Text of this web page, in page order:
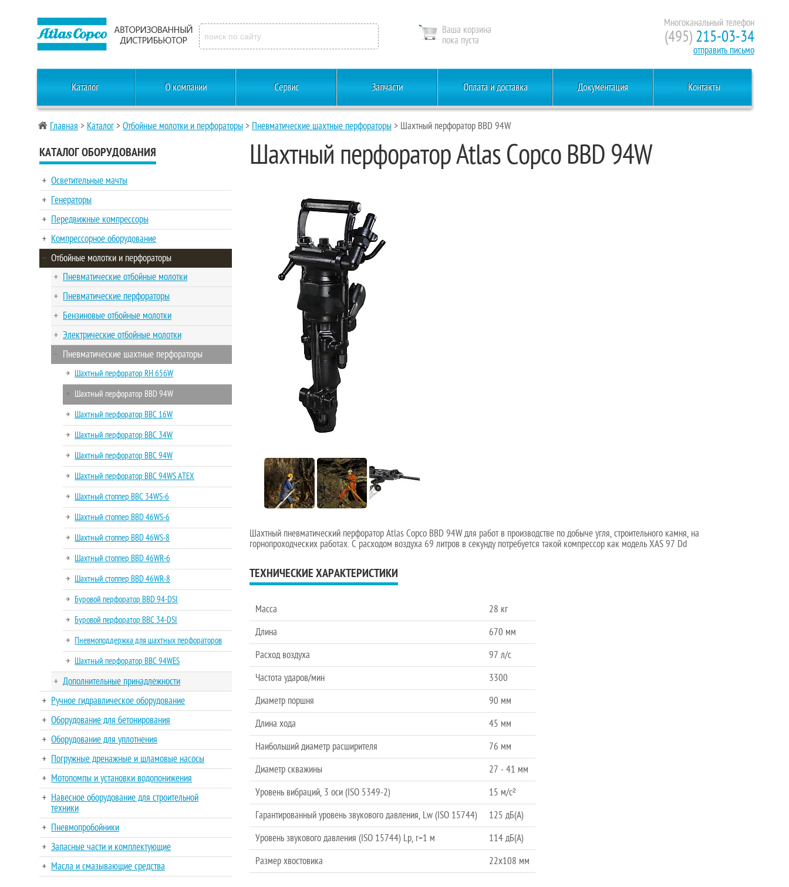
Ваша корзина
пока пуста
Многоканальный телефон
(495) 215-03-34
отправить письмо
Каталог О компании Сервис Запчасти Оплата и доставка Документация Контакты
Главная > Каталог >Отбойные молотки и перфораторы > Пневматические шахтные перфораторы > Шахтный перфоратор BBD 94W
КАТАЛОГ ОБОРУДОВАНИЯ
Осветительные мачты
Генераторы
Передвижные компрессоры
Компрессорное оборудование
Отбойные молотки и перфораторы
Пневматические отбойные молотки
Пневматические перфораторы
Бензиновые отбойные молотки
Электрические отбойные молотки
Пневматические шахтные перфораторы
Шахтный перфоратор RH 656W
Шахтный перфоратор BBD 94W
Шахтный перфоратор BBC 16W
Шахтный перфоратор BBC 34W
Шахтный перфоратор BBC 94W
Шахтный перфоратор BBC 94WS ATEX
Шахтный стоппер BBC 34WS-6
Шахтный стоппер BBD 46WS-6
Шахтный стоппер BBD 46WS-8
Шахтный стоппер BBD 46WR-6
Шахтный стоппер BBD 46WR-8
Буровой перфоратор BBD 94-DSI
Буровой перфоратор BBC 34-DSI
Пневмоподдержка для шахтных перфораторов
Шахтный перфоратор BBC 94WES
Дополнительные принадлежности
Ручное гидравлическое оборудование
Оборудование для бетонирования
Оборудование для уплотнения
Погружные дренажные и шламовые насосы
Мотопомпы и установки водопонижения
Навесное оборудование для строительной
техники
Пневмопробойники
Запасные части и комплектующие
Масла и смазывающие средства
Шахтный перфоратор Atlas Copco BBD 94W
Шахтный пневматический перфоратор Atlas Copco BBD 94W для работ в производстве по добыче угля, строительного камня, на
горнопроходческих работах. С расходом воздуха 69 литров в секунду потребуется такой компрессор как модель XAS 97 Dd
ТЕХНИЧЕСКИЕ ХАРАКТЕРИСТИКИ
Масса
28 кг
Длина
670 мм
Расход воздуха
97 л/с
Частота ударов/мин
3300
Диаметр поршня
90 мм
Длина хода
45 мм
Наибольший диаметр расширителя
76 мм
Диаметр скважины
27 - 41 мм
Уровень вибраций, 3 оси (ISO 5349-2)
15 м/с²
Гарантированный уровень звукового давления, Lw (ISO 15744)
125 дБ(А)
Уровень звукового давления (ISO 15744) Lp, r=1 м
114 дБ(А)
Размер хвостовика
22x108 мм